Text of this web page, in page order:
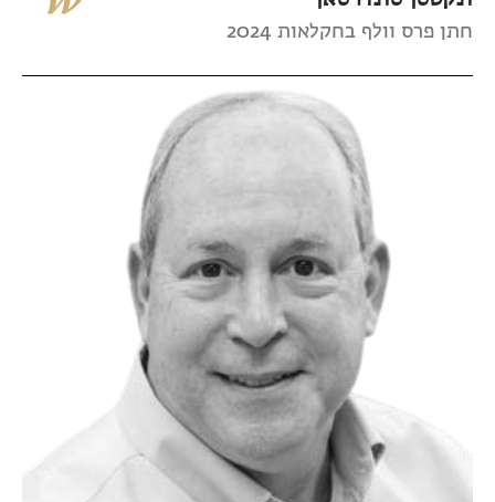
חתן פרס וולף בחקלאות 2024